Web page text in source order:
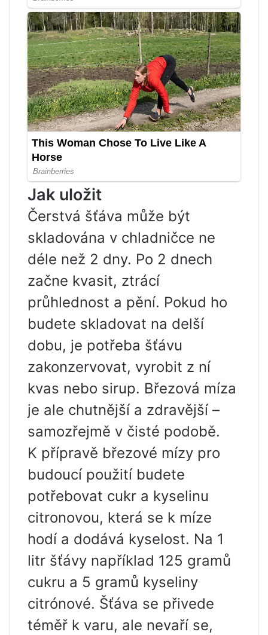
Jak uložit
Čerstvá šťáva může být
skladována v chladničce ne
déle než 2 dny. Po 2 dnech
začne kvasit, ztrácí
průhlednost a pění. Pokud ho
budete skladovat na delší
dobu, je potřeba šťávu
zakonzervovat, vyrobit z ní
kvas nebo sirup. Březová míza
je ale chutnější a zdravější –
samozřejmě v čisté podobě.
K přípravě březové mízy pro
budoucí použití budete
potřebovat cukr a kyselinu
citronovou, která se k míze
hodí a dodává kyselost. Na 1
litr šťávy například 125 gramů
cukru a 5 gramů kyseliny
citrónové. Šťáva se přivede
téměř k varu, ale nevaří se,